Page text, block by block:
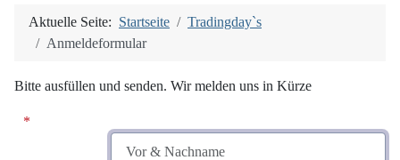
Aktuelle Seite: Startseite
Tradingday`s
Anmeldeformular
Bitte ausfüllen und senden. Wir melden uns in Kürze
Vor & Nachname